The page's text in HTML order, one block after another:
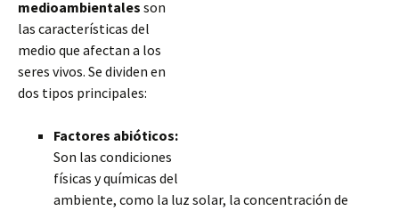
medioambientales son
las características del
medio que afectan a los
seres vivos. Se dividen en
dos tipos principales:
Factores abióticos:
Son las condiciones
físicas y químicas del
ambiente, como la luz solar, la concentración de